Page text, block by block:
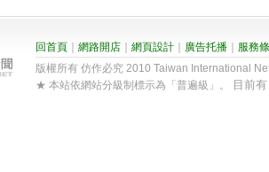
回首頁 網路開店 網頁設計 廣告托播
服務
版權所有 仿作必究 2010 Taiwan International
★ 本站依網站分級制標示為「普遍級」。
目前